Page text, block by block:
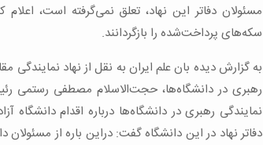
مسئولان دفاتر این نهاد، تعلق نمی‌گرفته است، اعلام
سکه‌های پرداخت‌شده را بازگردانند.
به گزارش دیده بان علم ایران به نقل از نهاد نمایندگی
رهبری در دانشگاه‌ها، حجت‌الاسلام مصطفی رستمی
دفاتر نهاد در این دانشگاه گفت: دراین باره از